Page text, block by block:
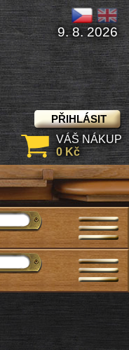
PŘIHLÁSIT
9. 8. 2026
VÁŠ NÁKUP
0 Kč